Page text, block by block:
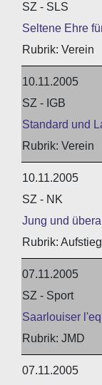
SZ - SLS
Seltene Ehre
Verein
10.11.2005
SZ - IGB
Standard und
Verein
10.11.2005
SZ - NK
Jung und
Aufstieg
07.11.2005
SZ - Sport
Saarlouiser
JMD
07.11.2005